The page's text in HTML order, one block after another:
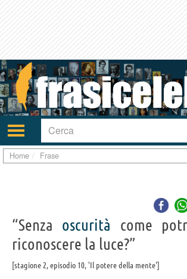
Attiva/disattiva
navigazione
Home Frase
“Senza oscurità come
riconoscere la luce?”
stagione 2, episodio 10, 'Il potere della mente'